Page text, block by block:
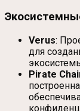
Verus:
для
Pirate